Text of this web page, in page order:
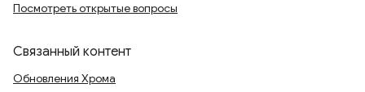
Посмотреть открытые вопросы
Связанный контент
Обновления Хрома